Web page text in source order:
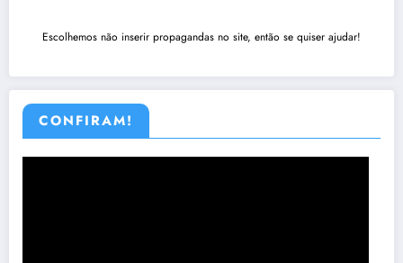
Escolhemos não inserir propagandas no site, então se quiser ajudar!
CONFIRAM!